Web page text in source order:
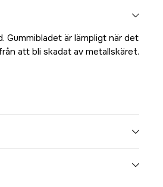
är lämpligt när det
att bli skadat av metallskäret.